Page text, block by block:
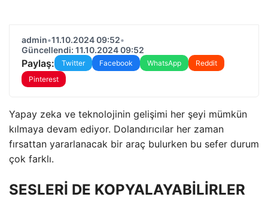
admin•11.10.2024 09:52•
Güncellendi: 11.10.2024 09:52
Paylaş: Twitter Facebook WhatsApp
Reddit
Pinterest
Yapay zeka ve teknolojinin gelişimi her şeyi mümkün
kılmaya devam ediyor. Dolandırıcılar her zaman
fırsattan yararlanacak bir araç bulurken bu sefer durum
çok farklı.
SESLERİ DE KOPYALAYABİLİRLER